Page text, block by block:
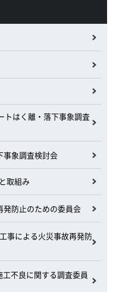
トはく離・落下事象調査
事象調査検討会
取組み
発防止のための委員会
事による火災事故再発防
不良に関する調査委員